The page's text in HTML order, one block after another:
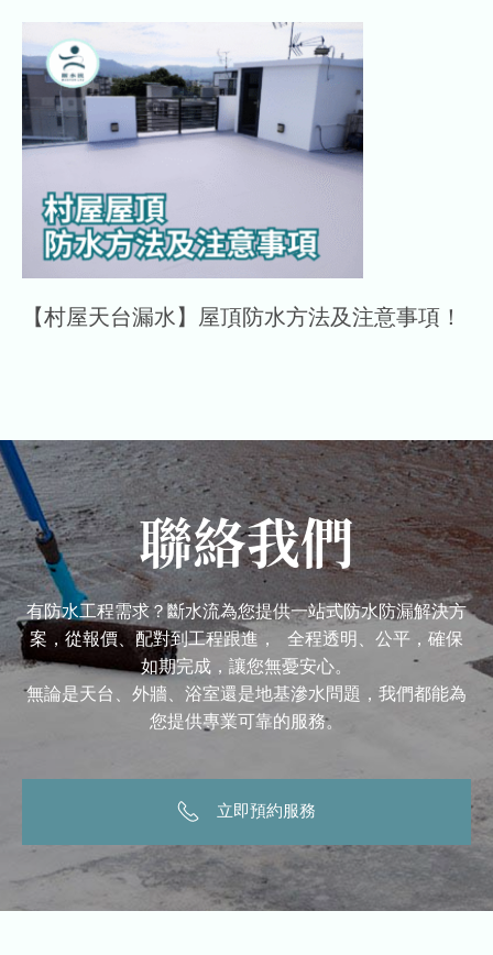
【村屋天台漏水】屋頂防水方法及注意事項！
聯絡我們
有防水工程需求？斷水流為您提供一站式防水防漏解決方
案，從報價、配對到工程跟進， 全程透明、公平，確保
如期完成，讓您無憂安心。
無論是天台、外牆、浴室還是地基滲水問題，我們都能為
您提供專業可靠的服務。
立即預約服務